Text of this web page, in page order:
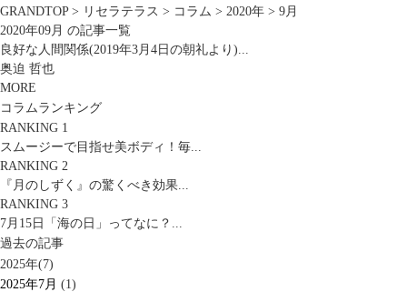
GRANDTOP> リセラテラス > コラム > 2020年 > 9月
2020年09月 の記事一覧
良好な人間関係(2019年3月4日の朝礼より)...
奥迫 哲也
MORE
コラムランキング
RANKING 1
スムージーで目指せ美ボディ！毎...
RANKING 2
『月のしずく』の驚くべき効果...
RANKING 3
7月15日「海の日」ってなに？...
過去の記事
2025年(7)
2025年7月 (1)